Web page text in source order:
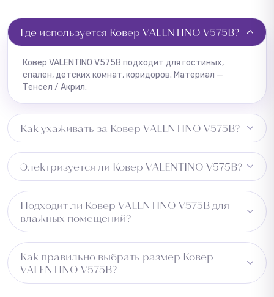
Где используется Ковер VALENTINO V575B?
Ковер VALENTINO V575B подходит для гостиных,
спален, детских комнат, коридоров. Материал —
Тенсел / Акрил.
Как ухаживать за Ковер VALENTINO V575B?
влажной тряпкой.
Электризуется ли Ковер VALENTINO V575B?
влажности.
Подходит ли Ковер VALENTINO V575B для
влажных помещений?
Как правильно выбрать размер Ковер
VALENTINO V575B?